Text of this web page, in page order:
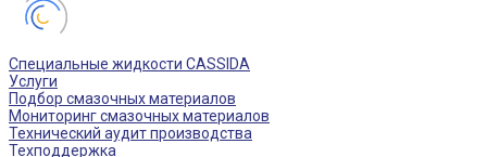
Специальные жидкости CASSIDA
Услуги
Подбор смазочных материалов
Мониторинг смазочных материалов
Технический аудит производства
Техподдержка